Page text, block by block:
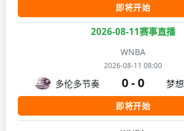
即将开始
2026-08-11赛事直播
WNBA
2026-08-11 08:00
多伦多节奏 0 - 0 梦想
即将开始